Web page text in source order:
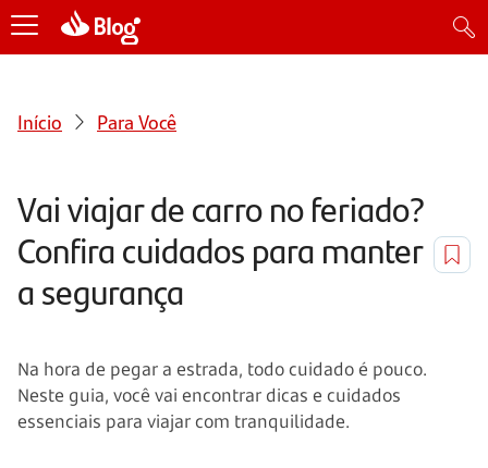
Início Para Você
Vai viajar de carro no feriado?
Confira cuidados para manter
a segurança
Na hora de pegar a estrada, todo cuidado é pouco.
Neste guia, você vai encontrar dicas e cuidados
essenciais para viajar com tranquilidade.